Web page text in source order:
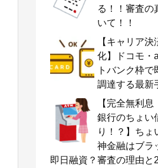
る！！審査の
いて！！
【キャリア決
化】ドコモ・
トバンク枠で
調達する最新
【完全無利
銀行のちょい
り！？】ちょ
神金融はブラ
即日融資？審査の理由と